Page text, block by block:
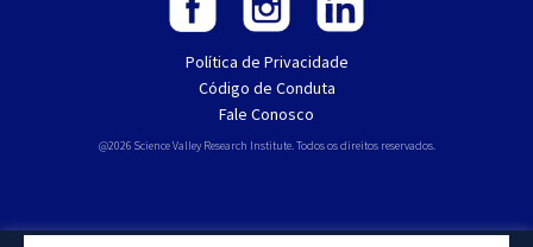
Política de Privacidade
Código de Conduta
Fale Conosco
@2026 Science Valley Research Institute. Todos os direitos reservados.